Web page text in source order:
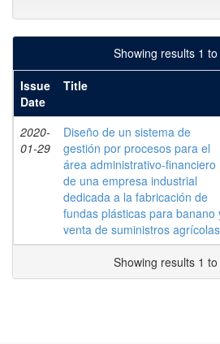
Showing results 1 to
Issue
Date
Title
2020-
01-29
Diseño de un sistema de
gestión por procesos para el
área administrativo-financiero
de una empresa industrial
dedicada a la fabricación de
fundas plásticas para banano
venta de suministros agrícolas
Showing results 1 to